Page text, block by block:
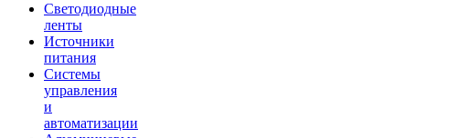
Светодиодные
ленты
Источники
питания
Системы
управления
и
автоматизации